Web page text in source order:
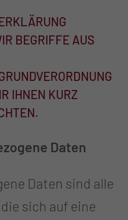
BEGRIFFE AUS
IHNEN KURZ
Daten
Daten sind alle
sich auf eine